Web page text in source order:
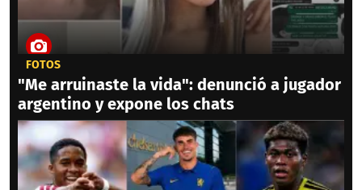
FOTOS
"Me arruinaste la vida": denunció a jugador
argentino y expone los chats